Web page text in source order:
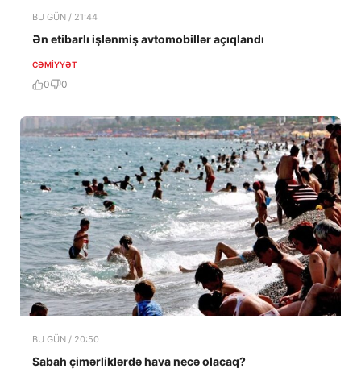
BU GÜN / 21:44
Ən etibarlı işlənmiş avtomobillər açıqlandı
CƏMIYYƏT
0 0
BU GÜN / 20:50
Sabah çimərliklərdə hava necə olacaq?